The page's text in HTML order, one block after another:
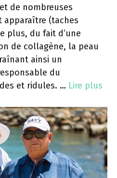
de nombreuses
apparaître (taches
plus, du fait d’une
de collagène, la peau
ainsi un
du
et ridules. … Lire plus